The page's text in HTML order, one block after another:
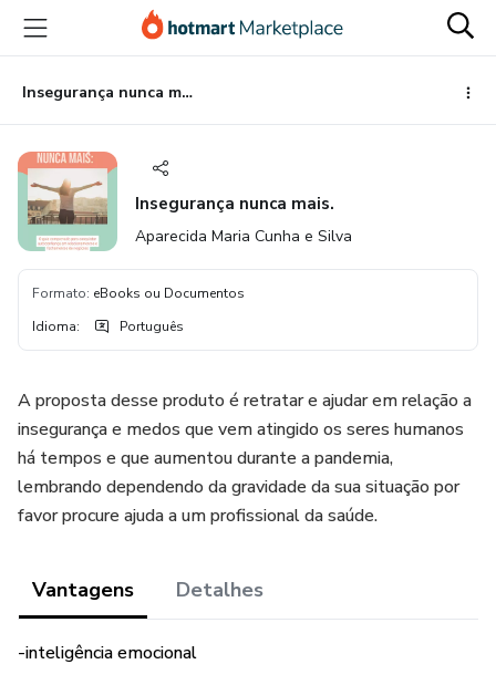
para
conteúdo
principal
para
pagamento
para
rodapé
Insegurança nunca mais.
Insegurança nunca mais.
Aparecida Maria Cunha e Silva
Formato: eBooks ou Documentos
Idioma: Português
A proposta desse produto é retratar e ajudar em relação a
insegurança e medos que vem atingido os seres humanos
há tempos e que aumentou durante a pandemia,
lembrando dependendo da gravidade da sua situação por
favor procure ajuda a um profissional da saúde.
Vantagens Detalhes
-inteligência emocional